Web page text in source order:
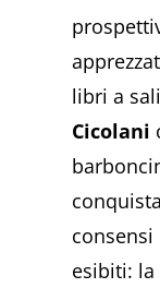
libri a
Cicolani
esibiti: